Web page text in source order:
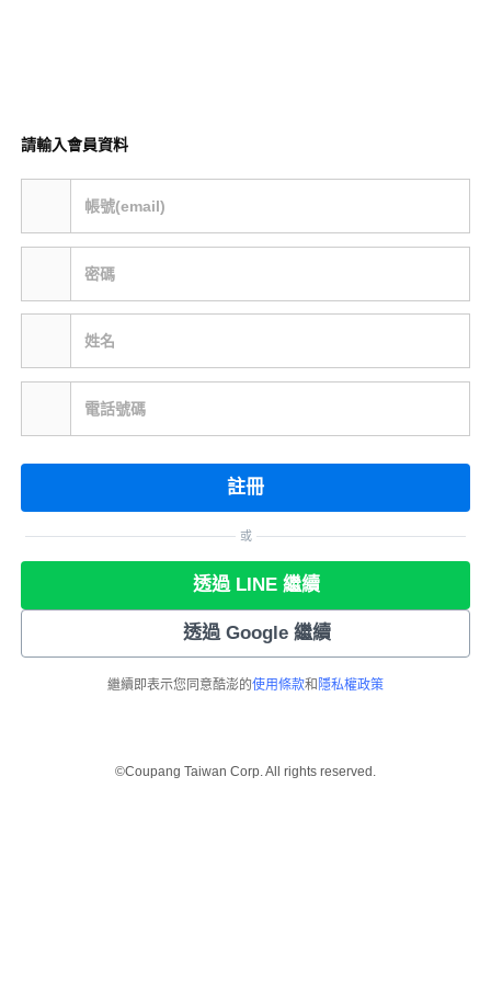
請輸入會員資料
帳號(email)
密碼
姓名
電話號碼
註冊
或
透過 LINE 繼續
透過 Google 繼續
繼續即表示您同意酷澎的使用條款和 隱私權政策
©Coupang Taiwan Corp. All rights reserved.